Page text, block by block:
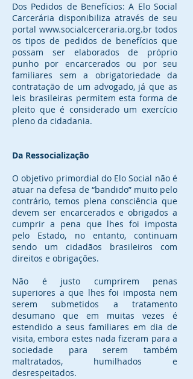
Dos Pedidos de Benefícios: A Elo Social
Carcerária disponibiliza através de seu
portal www.socialcerceraria.org.br todos
os tipos de pedidos de benefícios que
possam ser elaborados de próprio
punho por encarcerados ou por seu
familiares sem a obrigatoriedade da
contratação de um advogado, já que as
leis brasileiras permitem esta forma de
pleito que é considerado um exercício
pleno da cidadania.
Da Ressocialização
O objetivo primordial do Elo Social não é
atuar na defesa de “bandido” muito pelo
contrário, temos plena consciência que
devem ser encarcerados e obrigados a
cumprir a pena que lhes foi imposta
pelo Estado, no entanto, continuam
sendo um cidadãos brasileiros com
direitos e obrigações.
Não é justo cumprirem penas
superiores a que lhes foi imposta nem
serem submetidos a tratamento
desumano que em muitas vezes é
estendido a seus familiares em dia de
visita, embora estes nada fizeram para a
sociedade para serem também
maltratados, humilhados e
desrespeitados.